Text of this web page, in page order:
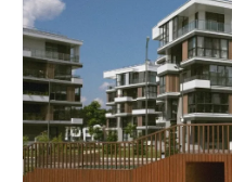
zapobieganiu jego
ustnej. Pomocne mogą
dobrane produkty dla
myślą o ulgę w tego rodzaju